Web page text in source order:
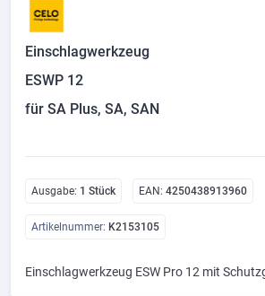
Einschlagwerkzeug
ESWP 12
für SA Plus, SA, SAN
Ausgabe: 1 Stück EAN: 4250438913960
Artikelnummer: K2153105
Einschlagwerkzeug ESW Pro 12 mit